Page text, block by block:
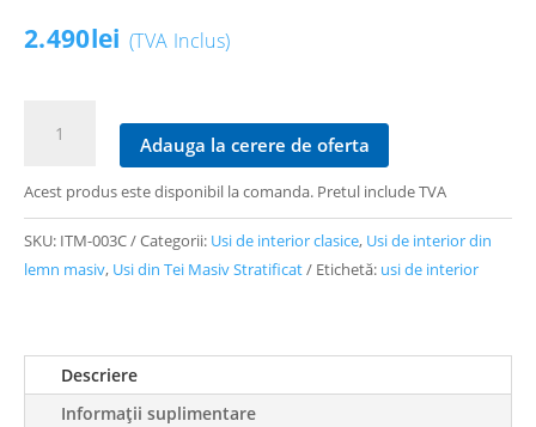
2.490lei (TVA Inclus)
masiv
stratificat
finisaj
ncw
capitel,
ITM-
Adauga la cerere de oferta
Acest produs este disponibil la comanda. Pretul include TVA
SKU: ITM-003C Categorii: Usi de interior clasice, Usi de interior din
lemn masiv, Usi din Tei Masiv Stratificat Etichetă: usi de interior
Descriere
Informații suplimentare